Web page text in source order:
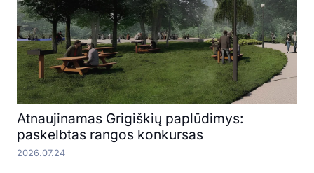
Atnaujinamas Grigiškių paplūdimys:
paskelbtas rangos konkursas
2026.07.24